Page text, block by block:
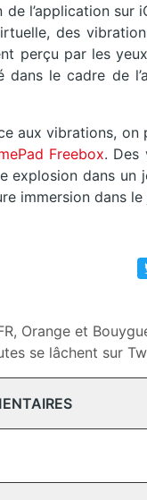
l’application sur
des
perçu par les
le cadre de
aux vibrations,
Freebox. Des
dans un
immersion dans le
Orange et
se lâchent sur